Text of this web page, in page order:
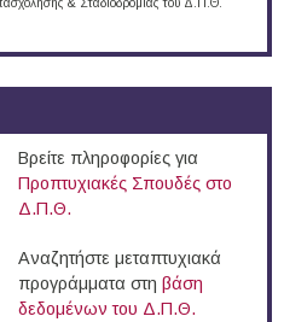
& Σταδιοδρομίας του Δ.Π.Θ.
Βρείτε πληροφορίες για
Προπτυχιακές Σπουδές στο
Δ.Π.Θ.
Αναζητήστε μεταπτυχιακά
προγράμματα στη βάση
δεδομένων του Δ.Π.Θ.